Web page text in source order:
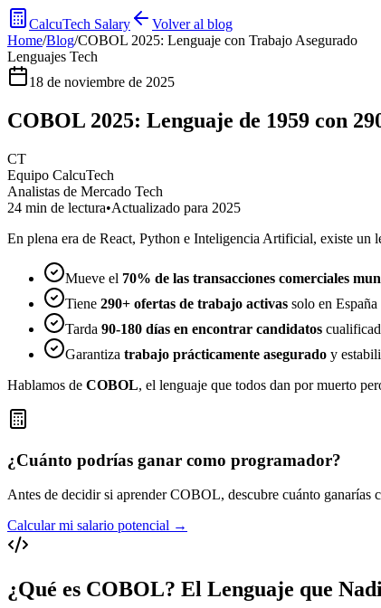
CalcuTech Salary
Volver al blog
Home/Blog/COBOL 2025: Lenguaje con Trabajo Asegurado
Lenguajes Tech
18 de noviembre de 2025
COBOL 2025: Lenguaje de 1959 con
CT
Equipo CalcuTech
Analistas de Mercado Tech
24 min de lectura•Actualizado para 2025
En plena era de React, Python e Inteligencia Artificial, existe un
Mueve el 70% de las transacciones comerciales
Tiene 290+ ofertas de trabajo activas solo en España
Tarda 90-180 días en encontrar candidatos
Garantiza trabajo prácticamente asegurado y
Hablamos de COBOL, el lenguaje que todos dan por muerto
¿Cuánto podrías ganar como programador?
Antes de decidir si aprender COBOL, descubre cuánto ganarías
Calcular mi salario potencial →
¿Qué es COBOL? El Lenguaje que